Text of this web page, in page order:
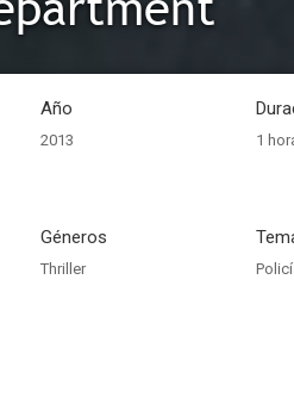
Año
2013 1
Géneros
Thriller